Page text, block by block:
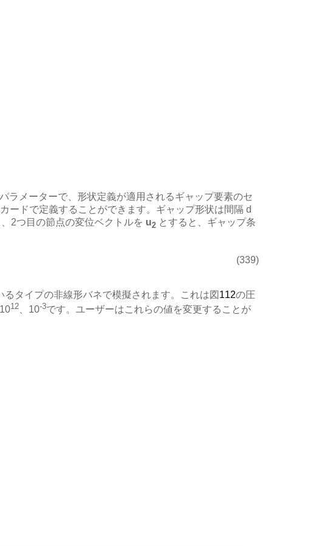
ラメーターで、形状定義が適用されるギャップ要素のセ
カードで定義することができます。ギャップ形状は間隔 d
、2つ目の節点の変位ベクトルを u2 とすると、ギャップ条
(339)
タイプの非線形バネで模擬されます。これは図 112の圧
12 、10-3です。ユーザーはこれらの値を変更することが